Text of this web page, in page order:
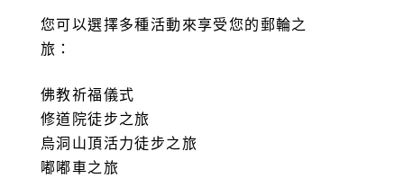
您可以選擇多種活動來享受您的郵輪之
旅：
佛教祈福儀式
修道院徒步之旅
烏洞山頂活力徒步之旅
嘟嘟車之旅